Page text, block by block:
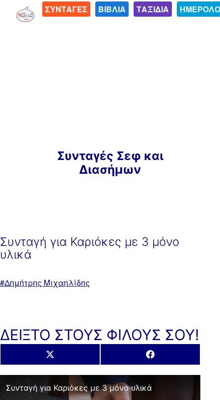
ΣΥΝΤΑΓΕΣ ΒΙΒΛΙΑ ΤΑΞΙΔΙΑ
Συνταγές Σεφ και
Διασήμων
Συνταγή για Καριόκες με 3 μόνο
υλικά
ΜεΔημήτρης Μιχαηλίδης
ΔΕΙΞΤΟ ΣΤΟΥΣ ΦΙΛΟΥΣ ΣΟΥ!
Share
on
X
(Twitter)
Share
on
Facebook
Συνταγή για Καριόκες με 3 μόνο υλικά